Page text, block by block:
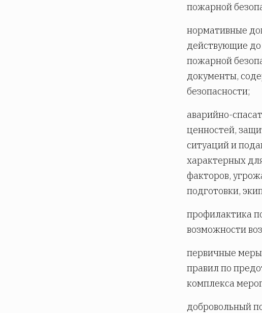
пожарной
нормативные
действующие до
пожарной
документы,
безопасности;
аварийно-
ценностей,
ситуаций и
характерных
факторов,
подготовки,
профилактика
возможности
первичные меры
правил по
комплекса
добровольный